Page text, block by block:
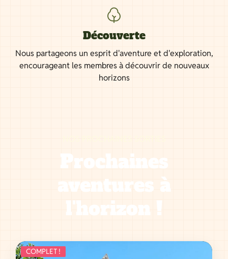
Découverte
Nous partageons un esprit d'aventure et d'exploration,
encourageant les membres à découvrir de nouveaux
horizons
Prochaines
aventures à
l'horizon !
COMPLET !